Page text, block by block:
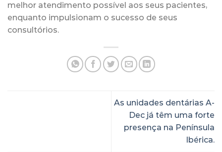
melhor atendimento possível aos seus pacientes,
enquanto impulsionam o sucesso de seus
consultórios.
As unidades dentárias A-
Dec já têm uma forte
presença na Península
Ibérica.